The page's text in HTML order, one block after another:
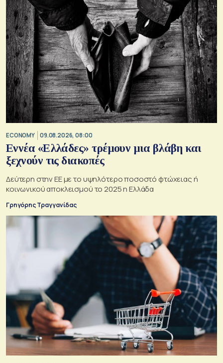
ECONOMY 09.08.2026, 08:00
Εννέα «Ελλάδες» τρέμουν μια βλάβη και
ξεχνούν τις διακοπές
Δεύτερη στην ΕΕ με το υψηλότερο ποσοστό φτώχειας ή
κοινωνικού αποκλεισμού το 2025 η Ελλάδα
Γρηγόρης Τραγγανίδας